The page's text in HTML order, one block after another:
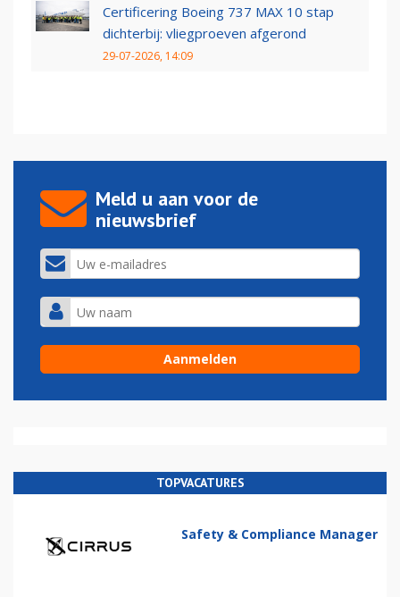
Certificering Boeing 737 MAX 10 stap
dichterbij: vliegproeven afgerond
29-07-2026, 14:09
Meld u aan voor de
nieuwsbrief
TOPVACATURES
Safety & Compliance Manager